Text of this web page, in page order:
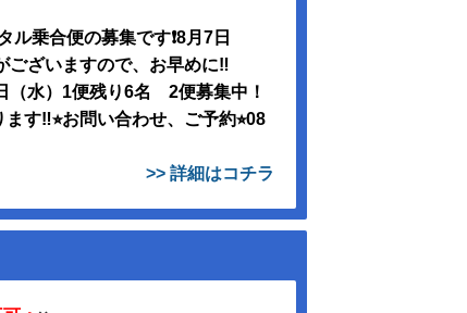
ル乗合便の募集です❗️8月7日
ございますので、お早めに‼️
（水）1便残り6名 2便募集中！
す‼️⭐︎お問い合わせ、ご予約⭐︎08
>> 詳細はコチラ